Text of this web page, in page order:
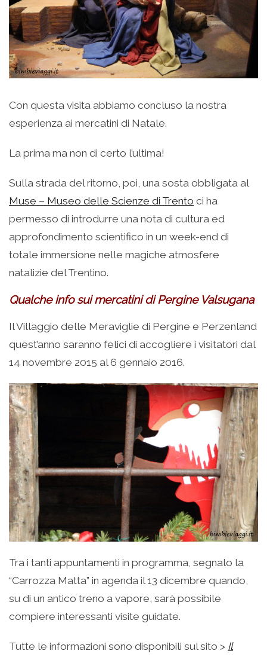
Con questa visita abbiamo concluso la nostra
esperienza ai mercatini di Natale.
La prima ma non di certo l’ultima!
Sulla strada del ritorno, poi, una sosta obbligata al
Muse – Museo delle Scienze di Trento ci ha
permesso di introdurre una nota di cultura ed
approfondimento scientifico in un week-end di
totale immersione nelle magiche atmosfere
natalizie del Trentino.
Qualche info sui mercatini di Pergine Valsugana
Il Villaggio delle Meraviglie di Pergine e Perzenland
quest’anno saranno felici di accogliere i visitatori dal
14 novembre 2015 al 6 gennaio 2016.
Tra i tanti appuntamenti in programma, segnalo la
“Carrozza Matta” in agenda il 13 dicembre quando,
su di un antico treno a vapore, sarà possibile
compiere interessanti visite guidate.
Tutte le informazioni sono disponibili sul sito > Il